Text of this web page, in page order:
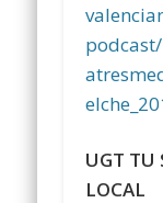
UGT TU
LOCAL